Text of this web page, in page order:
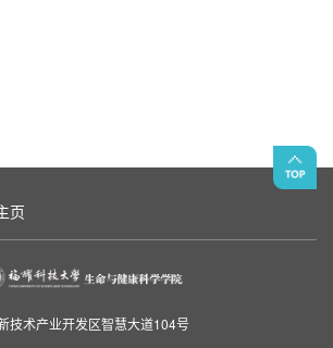
页
技术产业开发区智慧大道104号